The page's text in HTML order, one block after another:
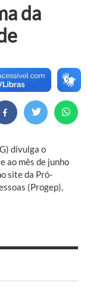
da
divulga o
ao mês de junho
site da Pró-
(Progep),